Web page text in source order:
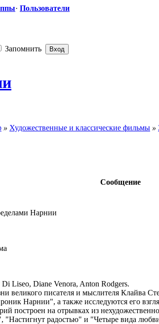
· Пользователи
Запомнить
» Художественные и классические фильмы »
Сообщение
Нарнии
Liseo, Diane Venora, Anton Rodgers.
великого писателя и мыслителя Клайва
Нарнии", а также исследуются его
построен на отрывках из
"Настигнут радостью" и "Четыре вида